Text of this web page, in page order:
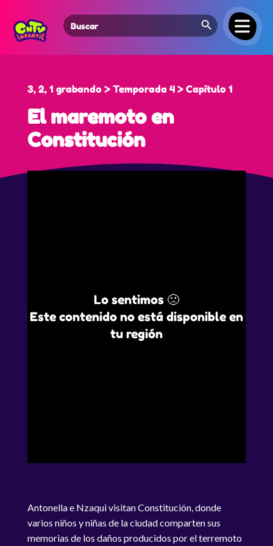
Search
for:
Search Button
3, 2, 1 grabando > Temporada 4 > Capítulo 1
El maremoto en
Constitución
Lo sentimos 🙁
Este contenido no está disponible en
tu región
Antonella e Nzaqui visitan Constitución, donde
varios niños y niñas de la ciudad comparten sus
memorias de los daños producidos por el terremoto